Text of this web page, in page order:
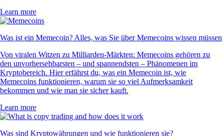
Learn more
Was ist ein Memecoin? Alles, was Sie über Memecoins wissen müssen
Von viralen Witzen zu Milliarden-Märkten: Memecoins gehören zu
den unvorhersehbarsten – und spannendsten – Phänomenen im
Kryptobereich. Hier erfährst du, was ein Memecoin ist, wie
Memecoins funktionieren, warum sie so viel Aufmerksamkeit
bekommen und wie man sie sicher kauft.
Learn more
Was sind Kryptowährungen und wie funktionieren sie?